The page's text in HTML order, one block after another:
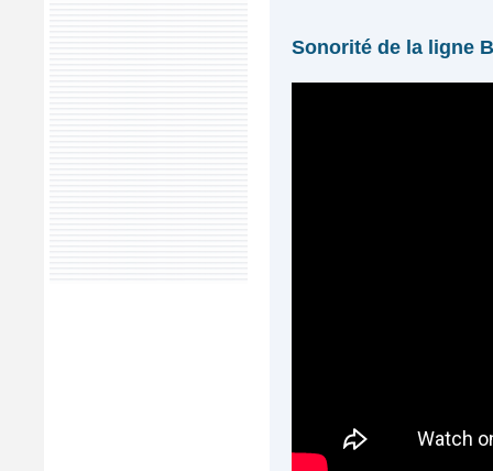
Sonorité de la ligne